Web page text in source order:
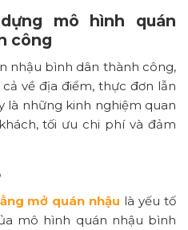
mô hình quán
công
nhậu bình dân thành công,
về địa điểm, thực đơn lẫn
là những kinh nghiệm quan
tối ưu chi phí và đảm
mở quán nhậu là yếu tố
mô hình quán nhậu bình